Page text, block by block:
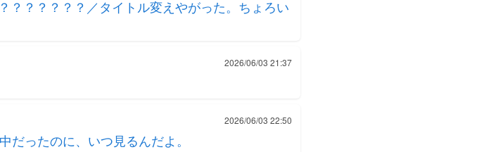
？？？？？？／タイトル変えやがった。ちょろい
2026/06/03 21:37
2026/06/03 22:50
だったのに、いつ見るんだよ。